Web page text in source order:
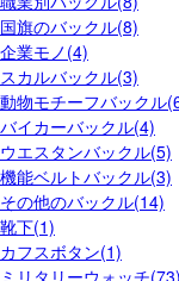
国旗のバックル(8)
企業モノ(4)
スカルバックル(3)
動物モチーフバックル
バイカーバックル(4)
ウエスタンバックル(5)
機能ベルトバックル(3)
その他のバックル(14)
靴下(1)
カフスボタン(1)
ミリタリーウォッチ(73)